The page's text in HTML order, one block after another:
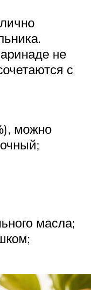
не
с
можно
масла;